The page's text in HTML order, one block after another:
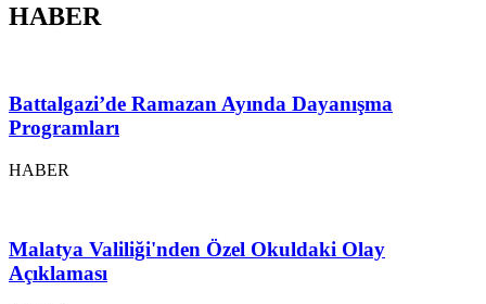
HABER
Battalgazi’de Ramazan Ayında Dayanışma
Programları
HABER
Malatya Valiliği'nden Özel Okuldaki Olay
Açıklaması